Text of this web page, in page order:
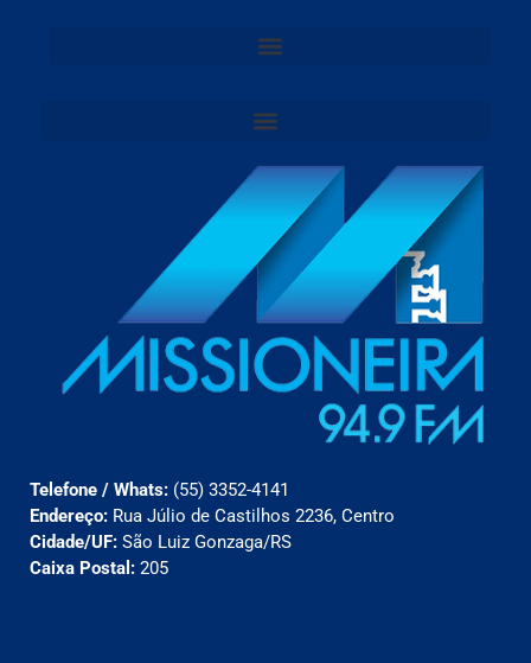
Telefone / Whats: (55) 3352-4141
Endereço: Rua Júlio de Castilhos 2236, Centro
Cidade/UF: São Luiz Gonzaga/RS
Caixa Postal: 205